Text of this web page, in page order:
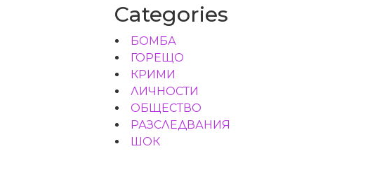
Categories
БОМБА
ГОРЕЩО
КРИМИ
ЛИЧНОСТИ
ОБЩЕСТВО
РАЗСЛЕДВАНИЯ
ШОК